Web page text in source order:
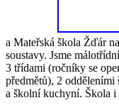
a Mateřská škola Žďár
soustavy. Jsme
3 třídami (ročníky se
předmětů), 2
a školní kuchyní. Škola i